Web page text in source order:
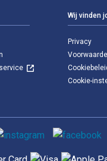
Wij vinden
Privacy
Cookie-